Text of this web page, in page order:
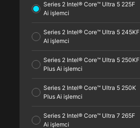
Series 2 Intel® Core™ Ultra 5 225F
Ai işlemci
Series 2 Intel® Core™ Ultra 5 245KF
AI işlemci
Series 2 Intel® Core™ Ultra 5 250KF
Plus Ai işlemci
Series 2 Intel® Core™ Ultra 5 250K
Plus Ai işlemci
Series 2 Intel® Core™ Ultra 7 265F
Ai işlemci